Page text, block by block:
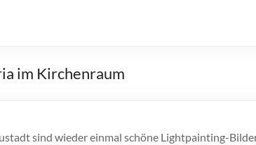
im Kirchenraum
sind wieder einmal schöne Lightpainting-